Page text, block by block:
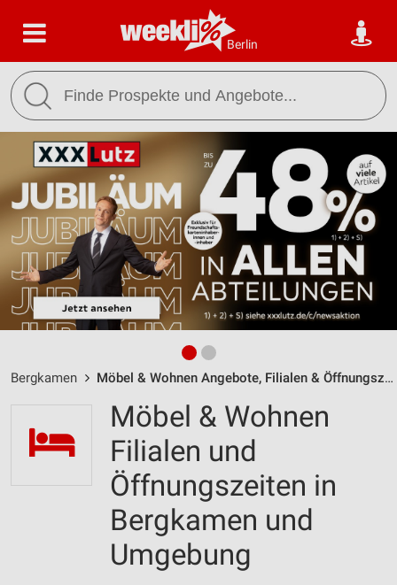
Berlin
Bergkamen Möbel & Wohnen Angebote, Filialen & Öffnungszeiten
Möbel & Wohnen
Filialen und
Öffnungszeiten in
Bergkamen und
Umgebung